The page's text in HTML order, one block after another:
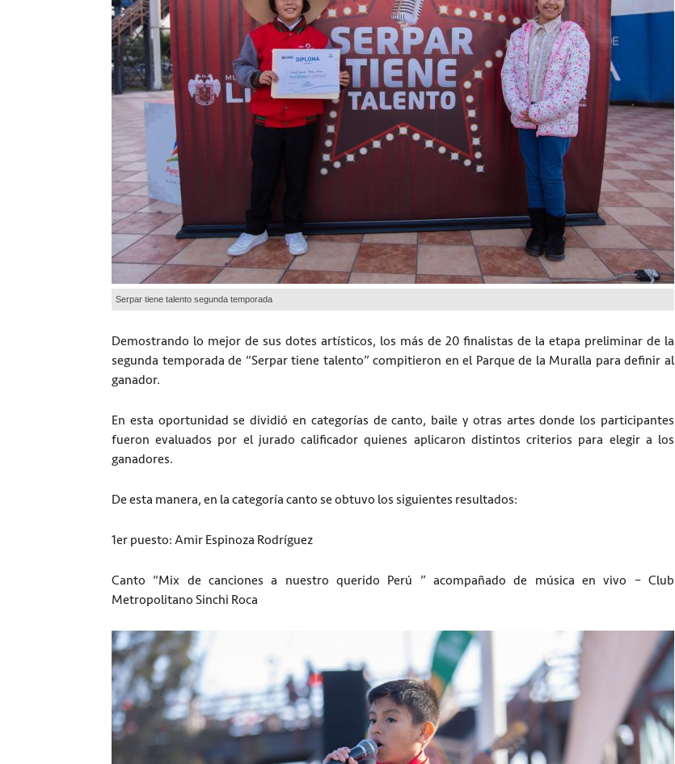
Serpar tiene talento segunda temporada
Demostrando lo mejor de sus dotes artísticos, los más de 20 finalistas de la etapa preliminar de la
segunda temporada de “Serpar tiene talento” compitieron en el Parque de la Muralla para definir al
ganador.
En esta oportunidad se dividió en categorías de canto, baile y otras artes donde los participantes
fueron evaluados por el jurado calificador quienes aplicaron distintos criterios para elegir a los
ganadores.
De esta manera, en la categoría canto se obtuvo los siguientes resultados:
1er puesto: Amir Espinoza Rodríguez
Canto “Mix de canciones a nuestro querido Perú ” acompañado de música en vivo – Club
Metropolitano Sinchi Roca